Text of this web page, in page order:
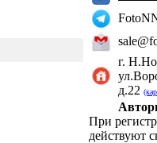
г.
д.22
При
действуют